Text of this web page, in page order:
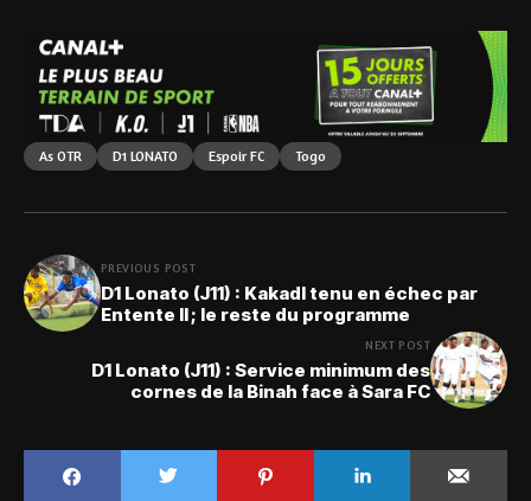
As OTR D1 LONATO Espoir FC Togo
PREVIOUS POST
D1 Lonato (J11) : Kakadl tenu en échec par
Entente II ; le reste du programme
NEXT POST
D1 Lonato (J11) : Service minimum des
cornes de la Binah face à Sara FC